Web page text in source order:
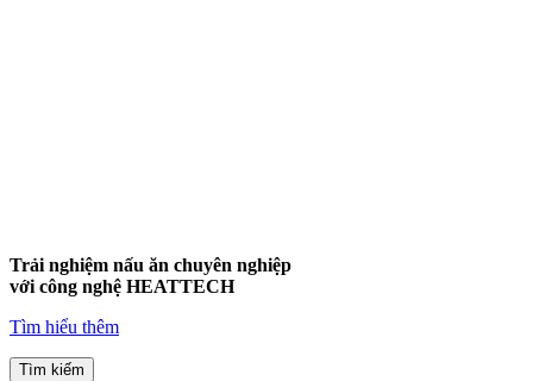
Trải nghiệm nấu ăn chuyên nghiệp
với công nghệ HEATTECH
Tìm hiểu thêm
Tìm kiếm